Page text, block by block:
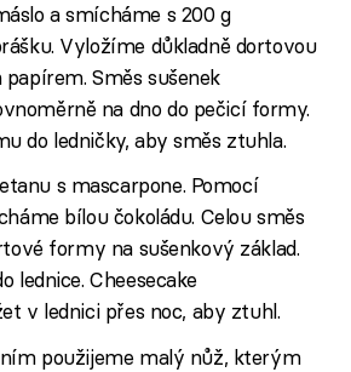
a smícháme s 200 g
Vyložíme důkladně dortovou
Směs sušenek
na dno do pečicí formy.
do ledničky, aby směs ztuhla.
s mascarpone. Pomocí
bílou čokoládu. Celou směs
formy na sušenkový základ.
lednice. Cheesecake
v lednici přes noc, aby ztuhl.
použijeme malý nůž, kterým